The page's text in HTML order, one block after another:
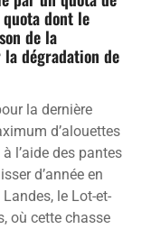
dont le
de la
dégradation de
la dernière
d’alouettes
l’aide des pantes
d’année en
le Lot-et-
où cette chasse